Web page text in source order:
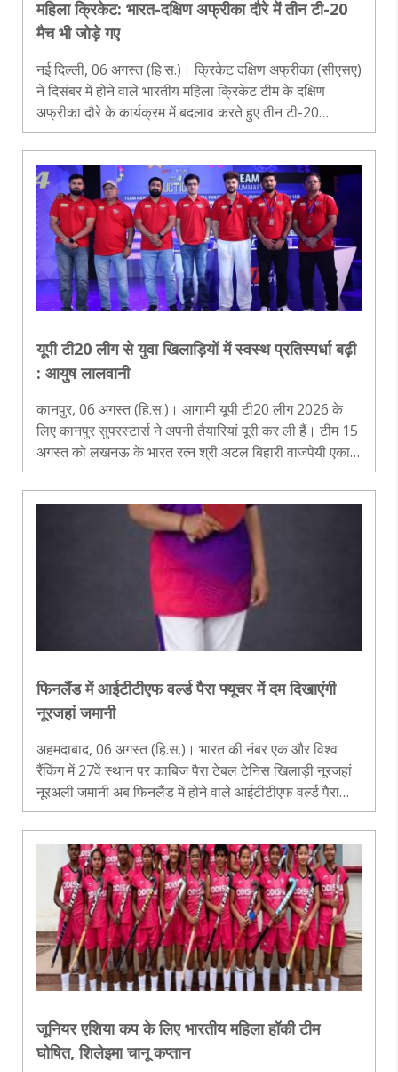
महिला क्रिकेट: भारत-दक्षिण अफ्रीका दौरे में तीन टी-20
मैच भी जोड़े गए
नई दिल्ली, 06 अगस्त (हि.स.)। क्रिकेट दक्षिण अफ्रीका (सीएसए)
ने दिसंबर में होने वाले भारतीय महिला क्रिकेट टीम के दक्षिण
अफ्रीका दौरे के कार्यक्रम में बदलाव करते हुए तीन टी-20
अंतरराष्ट्रीय मैच भी शामिल कर दिए हैं। पहले इस दौरे में केवल
तीन वनडे और ए..
यूपी टी20 लीग से युवा खिलाड़ियों में स्वस्थ प्रतिस्पर्धा बढ़ी
: आयुष लालवानी
कानपुर, 06 अगस्त (हि.स.)। आगामी यूपी टी20 लीग 2026 के
लिए कानपुर सुपरस्टार्स ने अपनी तैयारियां पूरी कर ली हैं। टीम 15
अगस्त को लखनऊ के भारत रत्न श्री अटल बिहारी वाजपेयी एकाना
क्रिकेट स्टेडियम में नोएडा किंग्स के खिलाफ अपने अभियान की
शुरुआत करेगी। ट..
फिनलैंड में आईटीटीएफ वर्ल्ड पैरा फ्यूचर में दम दिखाएंगी
नूरजहां जमानी
अहमदाबाद, 06 अगस्त (हि.स.)। भारत की नंबर एक और विश्व
रैंकिंग में 27वें स्थान पर काबिज पैरा टेबल टेनिस खिलाड़ी नूरजहां
नूरअली जमानी अब फिनलैंड में होने वाले आईटीटीएफ वर्ल्ड पैरा
फ्यूचर लाहती 2026 में अपनी चुनौती पेश करेंगी। यह प्रतियोगिता
28 से 30 अ..
जूनियर एशिया कप के लिए भारतीय महिला हॉकी टीम
घोषित, शिलेइमा चानू कप्तान